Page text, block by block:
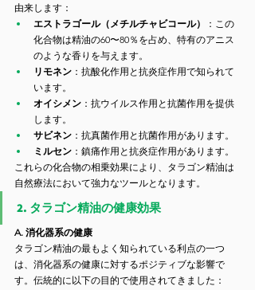
由来します：
エストラゴール（メチルチャビコール）
：この
化合物は精油の60〜80％を占め、特有のアニス
のような香りを与えます。
リモネン ：抗酸化作用と抗炎症作用で知られて
います。
オイシメン ：抗ウイルス作用と抗菌作用を提供
します。
サビネン ：抗真菌作用と抗菌作用があります。
ミルセン ：鎮痛作用と抗炎症作用があります。
これらの化合物の相乗効果により、タラゴン精油は
自然療法において強力なツールとなります。
2. タラゴン精油の健康効果
A. 消化器系の健康
タラゴン精油の最もよく知られている利点の一つ
は、消化器系の健康に対するポジティブな影響で
す。伝統的に以下の目的で使用されてきました：